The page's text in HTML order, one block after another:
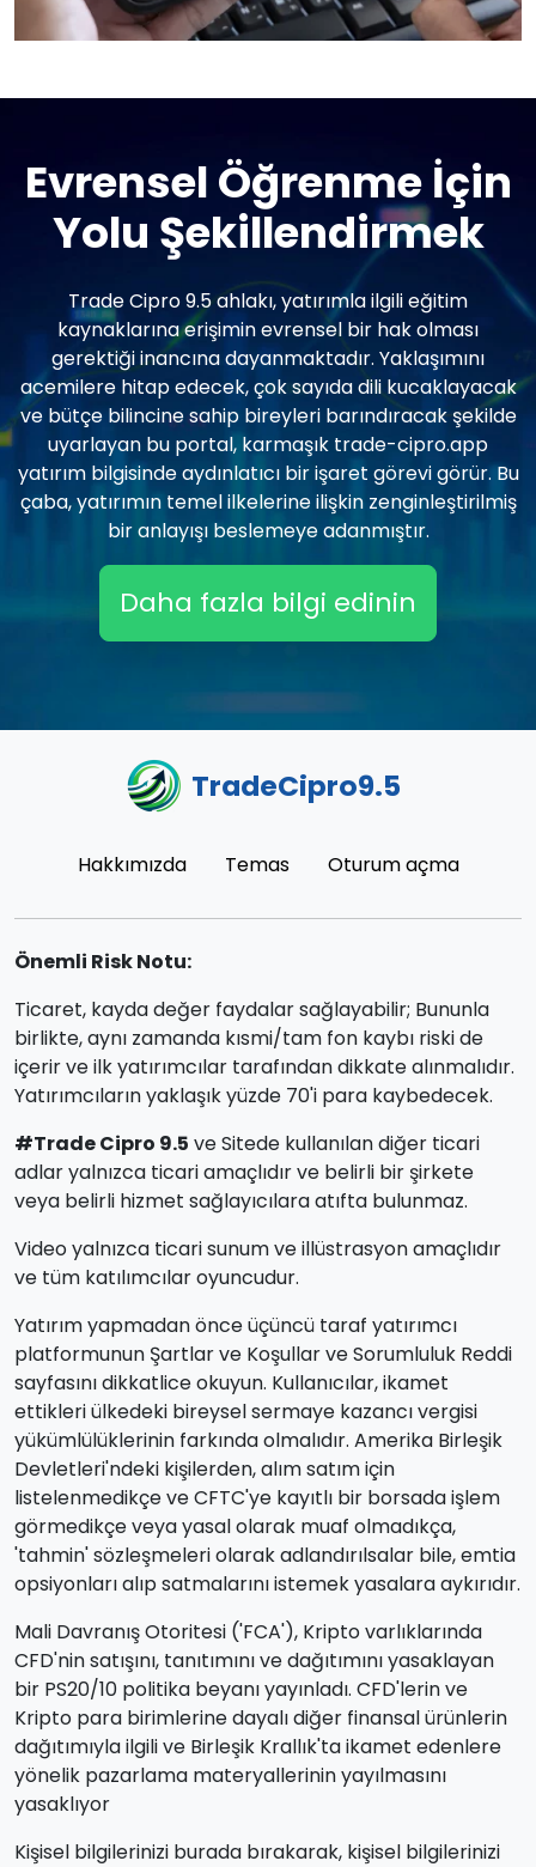
Evrensel Öğrenme İçin
Yolu Şekillendirmek
Trade Cipro 9.5 ahlakı, yatırımla ilgili eğitim
kaynaklarına erişimin evrensel bir hak olması
gerektiği inancına dayanmaktadır. Yaklaşımını
acemilere hitap edecek, çok sayıda dili kucaklayacak
ve bütçe bilincine sahip bireyleri barındıracak şekilde
uyarlayan bu portal, karmaşık trade-cipro.app
yatırım bilgisinde aydınlatıcı bir işaret görevi görür. Bu
çaba, yatırımın temel ilkelerine ilişkin zenginleştirilmiş
bir anlayışı beslemeye adanmıştır.
Daha fazla bilgi edinin
TradeCipro9.5
Hakkımızda Temas Oturum açma
Önemli Risk Notu:
Ticaret, kayda değer faydalar sağlayabilir; Bununla
birlikte, aynı zamanda kısmi/tam fon kaybı riski de
içerir ve ilk yatırımcılar tarafından dikkate alınmalıdır.
Yatırımcıların yaklaşık yüzde 70'i para kaybedecek.
#Trade Cipro 9.5 ve Sitede kullanılan diğer ticari
adlar yalnızca ticari amaçlıdır ve belirli bir şirkete
veya belirli hizmet sağlayıcılara atıfta bulunmaz.
Video yalnızca ticari sunum ve illüstrasyon amaçlıdır
ve tüm katılımcılar oyuncudur.
Yatırım yapmadan önce üçüncü taraf yatırımcı
platformunun Şartlar ve Koşullar ve Sorumluluk Reddi
sayfasını dikkatlice okuyun. Kullanıcılar, ikamet
ettikleri ülkedeki bireysel sermaye kazancı vergisi
yükümlülüklerinin farkında olmalıdır. Amerika Birleşik
Devletleri'ndeki kişilerden, alım satım için
listelenmedikçe ve CFTC'ye kayıtlı bir borsada işlem
görmedikçe veya yasal olarak muaf olmadıkça,
'tahmin' sözleşmeleri olarak adlandırılsalar bile, emtia
opsiyonları alıp satmalarını istemek yasalara aykırıdır.
Mali Davranış Otoritesi ('FCA'), Kripto varlıklarında
CFD'nin satışını, tanıtımını ve dağıtımını yasaklayan
bir PS20/10 politika beyanı yayınladı. CFD'lerin ve
Kripto para birimlerine dayalı diğer finansal ürünlerin
dağıtımıyla ilgili ve Birleşik Krallık'ta ikamet edenlere
yönelik pazarlama materyallerinin yayılmasını
yasaklıyor
Kişisel bilgilerinizi burada bırakarak, kişisel bilgilerinizi